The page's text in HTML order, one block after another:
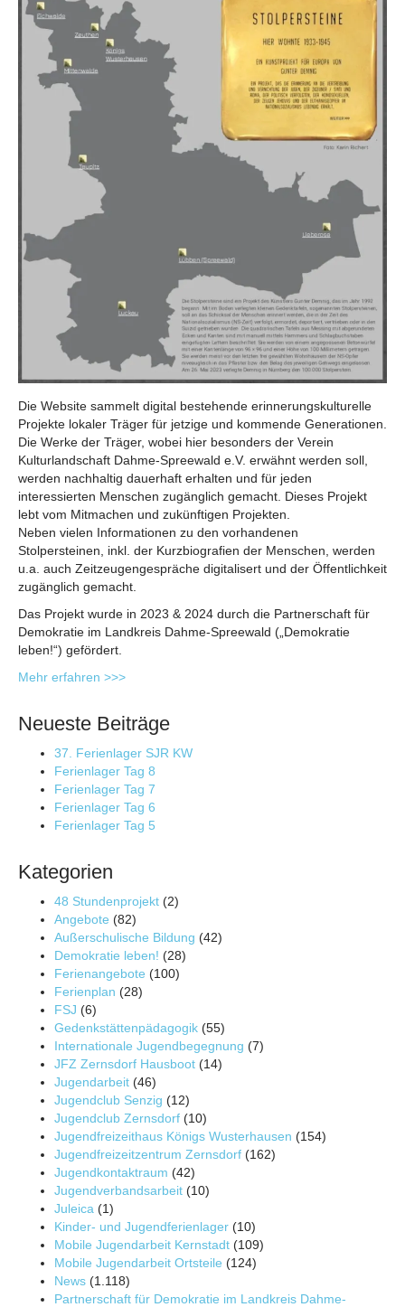
Die Website sammelt digital bestehende erinnerungskulturelle
Projekte lokaler Träger für jetzige und kommende Generationen.
Die Werke der Träger, wobei hier besonders der Verein
Kulturlandschaft Dahme-Spreewald e.V. erwähnt werden soll,
werden nachhaltig dauerhaft erhalten und für jeden
interessierten Menschen zugänglich gemacht. Dieses Projekt
lebt vom Mitmachen und zukünftigen Projekten.
Neben vielen Informationen zu den vorhandenen
Stolpersteinen, inkl. der Kurzbiografien der Menschen, werden
u.a. auch Zeitzeugengespräche digitalisert und der Öffentlichkeit
zugänglich gemacht.
Das Projekt wurde in 2023 & 2024 durch die Partnerschaft für
Demokratie im Landkreis Dahme-Spreewald („Demokratie
leben!“) gefördert.
Mehr erfahren >>>
Neueste Beiträge
37. Ferienlager SJR KW
Ferienlager Tag 8
Ferienlager Tag 7
Ferienlager Tag 6
Ferienlager Tag 5
Kategorien
48 Stundenprojekt (2)
Angebote (82)
Außerschulische Bildung (42)
Demokratie leben! (28)
Ferienangebote (100)
Ferienplan (28)
FSJ (6)
Gedenkstättenpädagogik (55)
Internationale Jugendbegegnung (7)
JFZ Zernsdorf Hausboot (14)
Jugendarbeit (46)
Jugendclub Senzig (12)
Jugendclub Zernsdorf (10)
Jugendfreizeithaus Königs Wusterhausen (154)
Jugendfreizeitzentrum Zernsdorf (162)
Jugendkontaktraum (42)
Jugendverbandsarbeit (10)
Juleica (1)
Kinder- und Jugendferienlager (10)
Mobile Jugendarbeit Kernstadt (109)
Mobile Jugendarbeit Ortsteile (124)
News (1.118)
Partnerschaft für Demokratie im Landkreis Dahme-